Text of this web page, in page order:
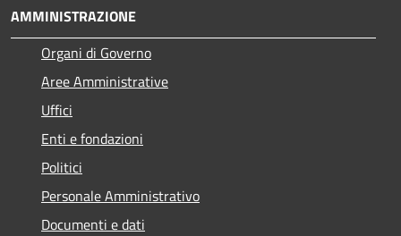
AMMINISTRAZIONE
Organi di Governo
Aree Amministrative
Uffici
Enti e fondazioni
Politici
Personale Amministrativo
Documenti e dati